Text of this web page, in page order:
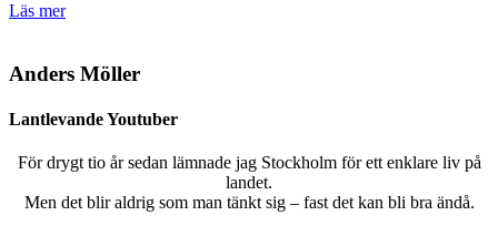
Läs mer
Anders Möller
Lantlevande Youtuber
För drygt tio år sedan lämnade jag Stockholm för ett enklare liv på
landet.
Men det blir aldrig som man tänkt sig – fast det kan bli bra ändå.